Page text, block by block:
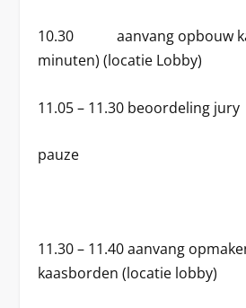
10.30 aanvang opbouw
minuten) (locatie Lobby)
11.05 – 11.30 beoordeling jury
pauze
11.30 – 11.40 aanvang
kaasborden (locatie lobby)